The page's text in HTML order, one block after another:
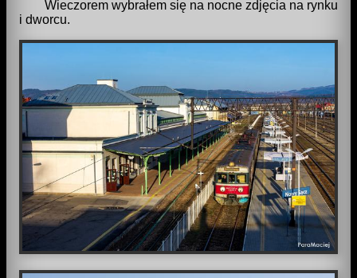
Wieczorem wybrałem się na nocne zdjęcia na rynku
i dworcu.